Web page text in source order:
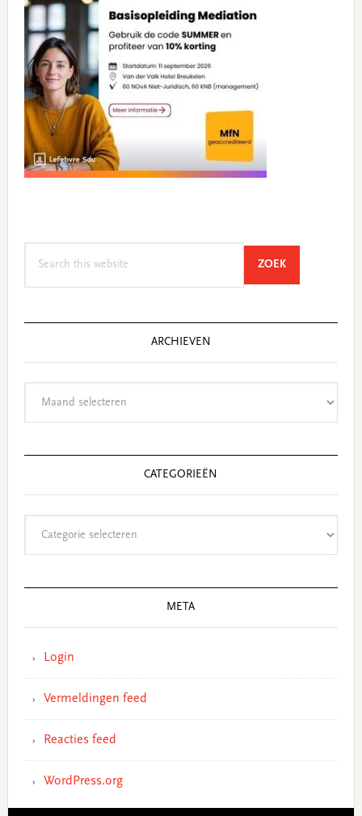
ZOEKSEARCH
ARCHIEVEN
CATEGORIEËN
META
Login
Vermeldingen feed
Reacties feed
WordPress.org